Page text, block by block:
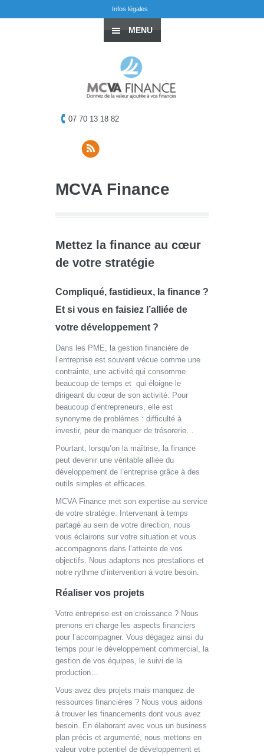
Infos légales
MENU
07 70 13 18 82
MCVA Finance
Mettez la finance au cœur
de votre stratégie
Compliqué, fastidieux, la finance ?
Et si vous en faisiez l’alliée de
votre développement ?
Dans les PME, la gestion financière de
l’entreprise est souvent vécue comme une
contrainte, une activité qui consomme
beaucoup de temps et qui éloigne le
dirigeant du cœur de son activité. Pour
beaucoup d’entrepreneurs, elle est
synonyme de problèmes : difficulté à
investir, peur de manquer de trésorerie…
Pourtant, lorsqu’on la maîtrise, la finance
peut devenir une véritable alliée du
développement de l’entreprise grâce à des
outils simples et efficaces.
MCVA Finance met son expertise au service
de votre stratégie. Intervenant à temps
partagé au sein de votre direction, nous
vous éclairons sur votre situation et vous
accompagnons dans l’atteinte de vos
objectifs. Nous adaptons nos prestations et
notre rythme d’intervention à votre besoin.
Réaliser vos projets
Votre entreprise est en croissance ? Nous
prenons en charge les aspects financiers
pour l’accompagner. Vous dégagez ainsi du
temps pour le développement commercial, la
gestion de vos équipes, le suivi de la
production…
Vous avez des projets mais manquez de
ressources financières ? Nous vous aidons
à trouver les financements dont vous avez
besoin. En élaborant avec vous un business
plan précis et argumenté, nous mettons en
valeur votre potentiel de développement et